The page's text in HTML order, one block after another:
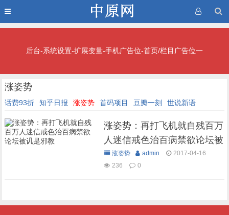
后台-系统设置-扩展变量-手机广告位-首页/栏目广告位一
涨姿势
话费93折 知乎日报 涨姿势 首码项目 豆瓣一刻 世说新语
涨姿势：再打飞机就自残百万
人迷信戒色治百病禁欲论坛被
讥是邪教
涨姿势 admin
2017-04-16
236
0